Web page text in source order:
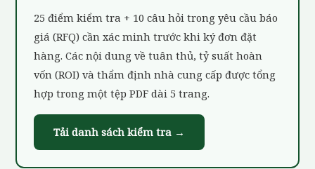
25 điểm kiểm tra + 10 câu hỏi trong yêu cầu báo
giá (RFQ) cần xác minh trước khi ký đơn đặt
hàng. Các nội dung về tuân thủ, tỷ suất hoàn
vốn (ROI) và thẩm định nhà cung cấp được tổng
hợp trong một tệp PDF dài 5 trang.
Tải danh sách kiểm tra →